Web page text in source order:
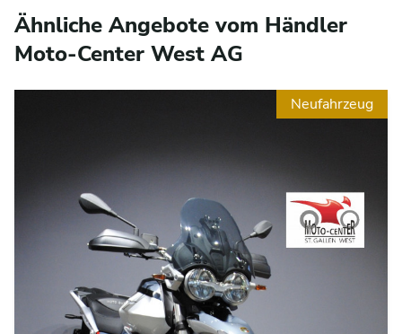
Ähnliche Angebote vom Händler
Moto-Center West AG
Neufahrzeug